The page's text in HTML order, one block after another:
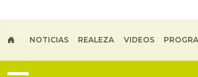
NOTICIAS REALEZA VIDEOS